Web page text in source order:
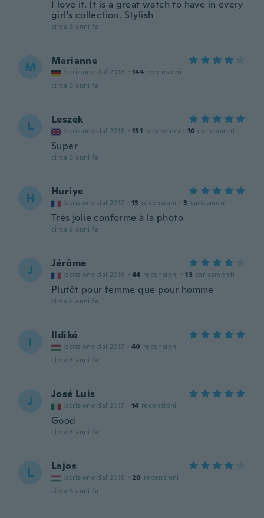
I love it. It is a great watch to have in every
girl's collection. Stylish
circa 6 anni fa
M Marianne
Iscrizione dal 2016 · 144 recensioni
circa 6 anni fa
L Leszek
Iscrizione dal 2018 · 151 recensioni · 10 caricamenti
Super
circa 6 anni fa
H Huriye
Iscrizione dal 2017 · 13 recensioni · 3 caricamenti
Très jolie conforme à la photo
circa 6 anni fa
J Jérôme
Iscrizione dal 2016 · 44 recensioni · 13 caricamenti
Plutôt pour femme que pour homme
circa 6 anni fa
I Ildikó
Iscrizione dal 2017 · 40 recensioni
circa 6 anni fa
J José Luis
Iscrizione dal 2017 · 14 recensioni
Good
circa 6 anni fa
L Lajos
Iscrizione dal 2018 · 20 recensioni
circa 6 anni fa